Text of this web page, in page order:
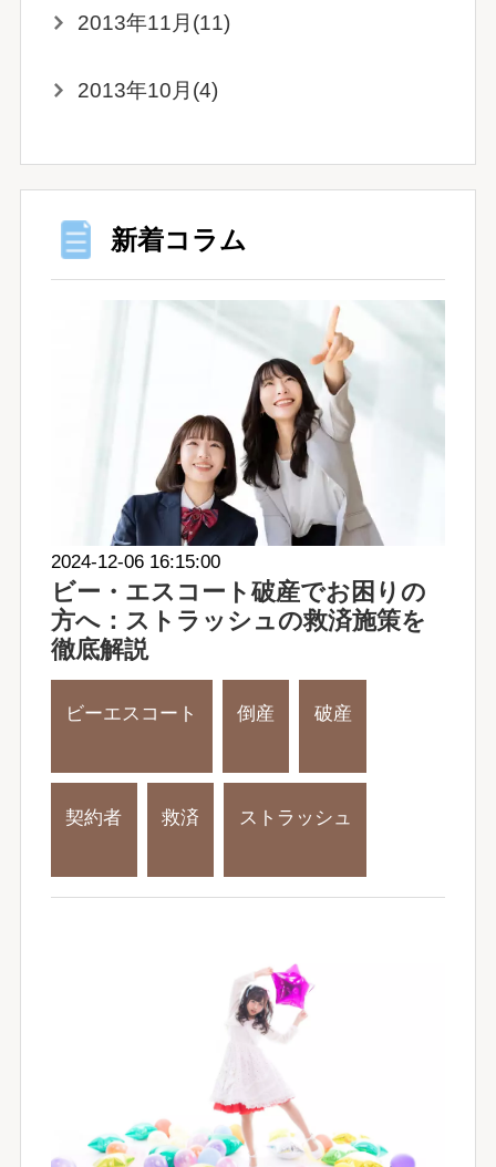
2013年11月(11)
2013年10月(4)
新着コラム
2024-12-06 16:15:00
ビー・エスコート破産でお困りの
方へ：ストラッシュの救済施策を
徹底解説
ビーエスコート 倒産 破産
契約者 救済 ストラッシュ